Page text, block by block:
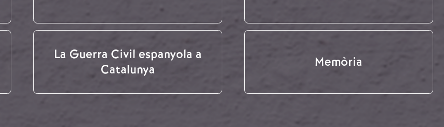
La Guerra Civil espanyola a
Catalunya
Memòria